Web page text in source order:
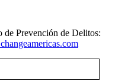
Prevención de Delitos: